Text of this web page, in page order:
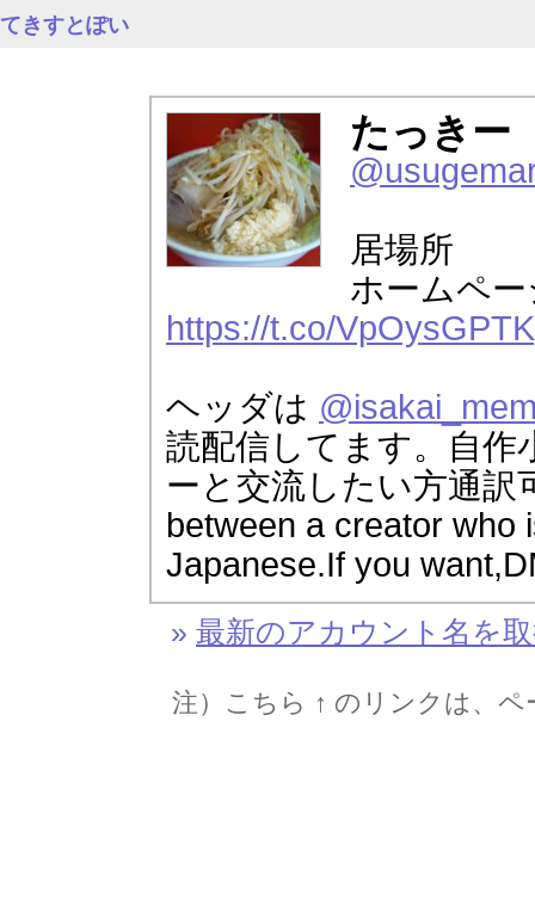
てきすとぽい
たっきー
居場所
ホームペ
https://t.co/
ヘッダは
読配信してます。自作
ーと交流したい方通訳
between a creator who
Japanese.If you
» 最新のアカウント名を
注）こちら ↑ のリンクは、